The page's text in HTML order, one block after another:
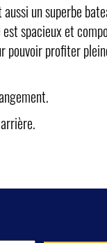
un superbe
spacieux et
pouvoir profiter